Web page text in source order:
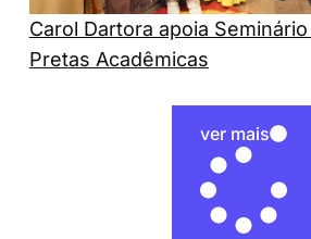
Carol Dartora apoia
Pretas Acadêmicas
ver mais